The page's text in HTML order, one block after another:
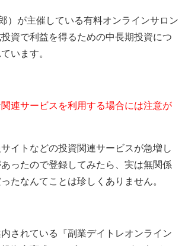
）が主催している有料オンラインサロン
資で利益を得るための中長期投資につ
います。
関連サービスを利用する場合には注意が
イトなどの投資関連サービスが急増し
ったので登録してみたら、実は無関係
たなんてことは珍しくありません。
されている『副業デイトレオンライン